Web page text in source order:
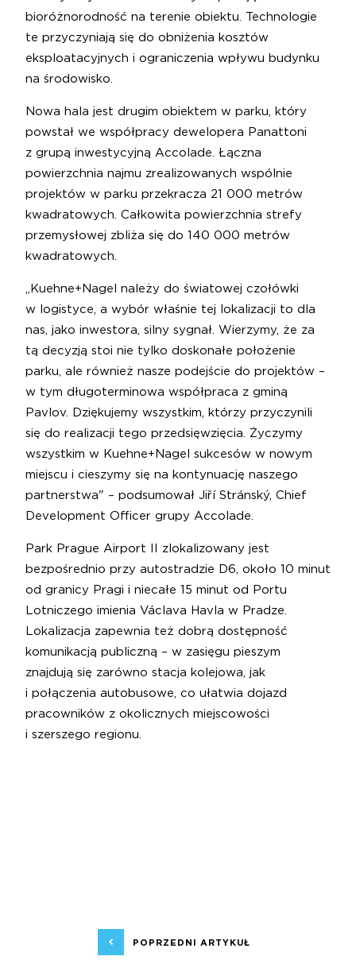
bioróżnorodność na terenie obiektu. Technologie
te przyczyniają się do obniżenia kosztów
eksploatacyjnych i ograniczenia wpływu budynku
na środowisko.
Nowa hala jest drugim obiektem w parku, który
powstał we współpracy dewelopera Panattoni
z grupą inwestycyjną Accolade. Łączna
powierzchnia najmu zrealizowanych wspólnie
projektów w parku przekracza 21 000 metrów
kwadratowych. Całkowita powierzchnia strefy
przemysłowej zbliża się do 140 000 metrów
kwadratowych.
„Kuehne+Nagel należy do światowej czołówki
w logistyce, a wybór właśnie tej lokalizacji to dla
nas, jako inwestora, silny sygnał. Wierzymy, że za
tą decyzją stoi nie tylko doskonałe położenie
parku, ale również nasze podejście do projektów –
w tym długoterminowa współpraca z gminą
Pavlov. Dziękujemy wszystkim, którzy przyczynili
się do realizacji tego przedsięwzięcia. Życzymy
wszystkim w Kuehne+Nagel sukcesów w nowym
miejscu i cieszymy się na kontynuację naszego
partnerstwa" – podsumował Jiří Stránský, Chief
Development Officer grupy Accolade.
Park Prague Airport II zlokalizowany jest
bezpośrednio przy autostradzie D6, około 10 minut
od granicy Pragi i niecałe 15 minut od Portu
Lotniczego imienia Václava Havla w Pradze.
Lokalizacja zapewnia też dobrą dostępność
komunikacją publiczną – w zasięgu pieszym
znajdują się zarówno stacja kolejowa, jak
i połączenia autobusowe, co ułatwia dojazd
pracowników z okolicznych miejscowości
i szerszego regionu.
POPRZEDNI ARTYKUŁ